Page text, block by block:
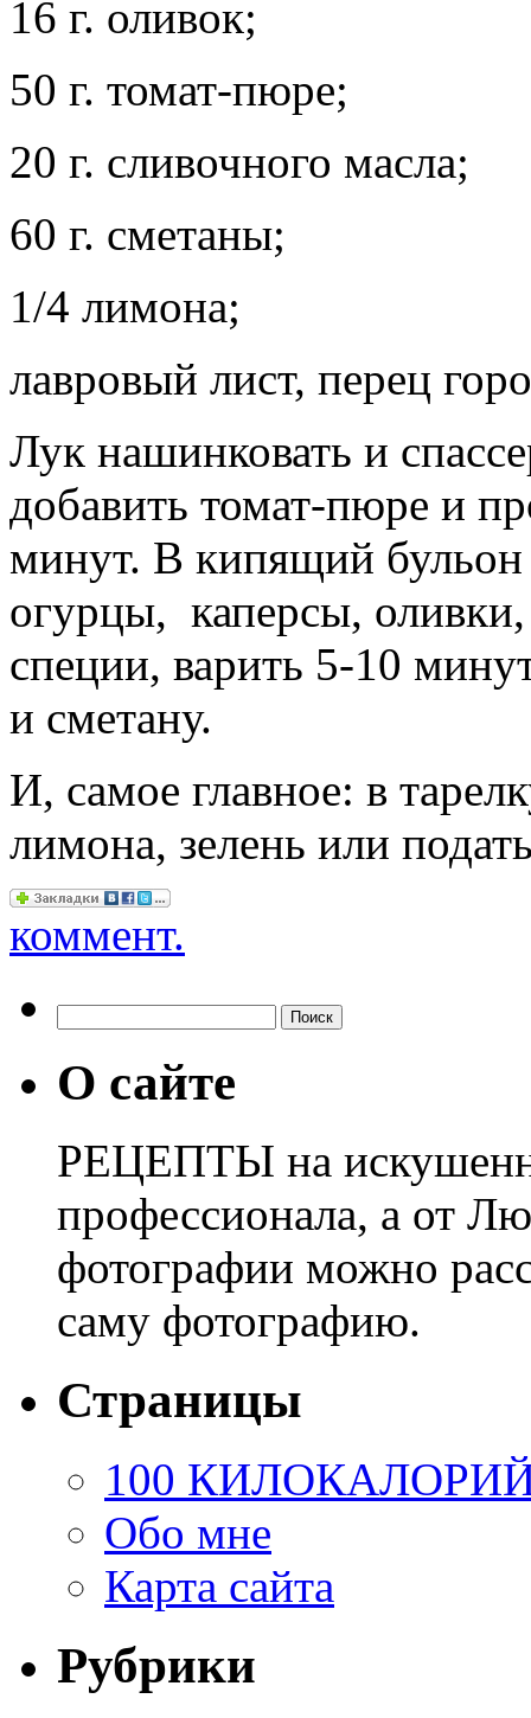
16 г. оливок;
50 г. томат-пюре;
20 г. сливочного масла;
60 г. сметаны;
1/4 лимона;
лавровый лист, перец
Лук нашинковать и
добавить томат-пюре и
минут. В кипящий бульон
огурцы, каперсы,
специи, варить 5-10
и сметану.
И, самое главное: в
лимона, зелень или
коммент.
О сайте
РЕЦЕПТЫ на
профессионала, а от
фотографии можно
саму фотографию.
Страницы
100
Обо мне
Карта сайта
Рубрики